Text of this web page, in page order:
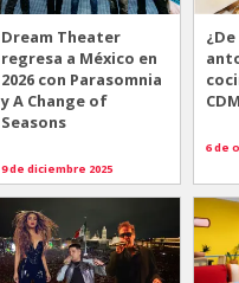
Dream Theater
regresa a México en
2026 con Parasomnia
y A Change of
Seasons
9 de diciembre 2025
6 de